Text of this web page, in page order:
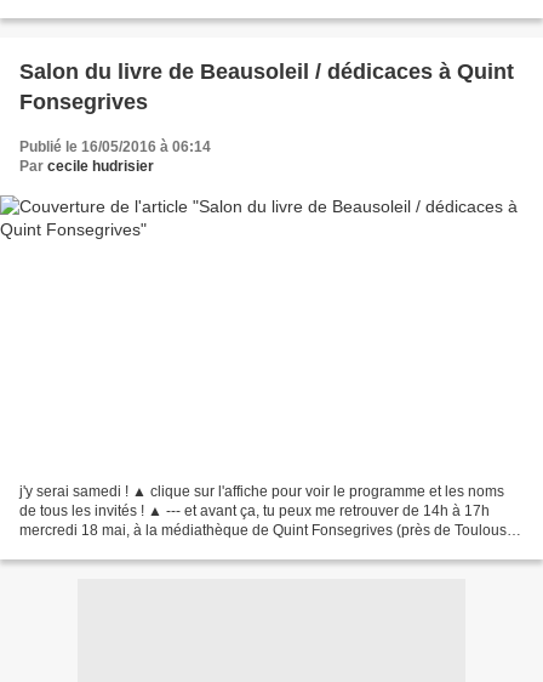
Salon du livre de Beausoleil / dédicaces à Quint
Fonsegrives
Publié le 16/05/2016 à 06:14
Par cecile hudrisier
j'y serai samedi ! ▲ clique sur l'affiche pour voir le programme et les noms
de tous les invités ! ▲ --- et avant ça, tu peux me retrouver de 14h à 17h
mercredi 18 mai, à la médiathèque de Quint Fonsegrives (près de Toulouse)